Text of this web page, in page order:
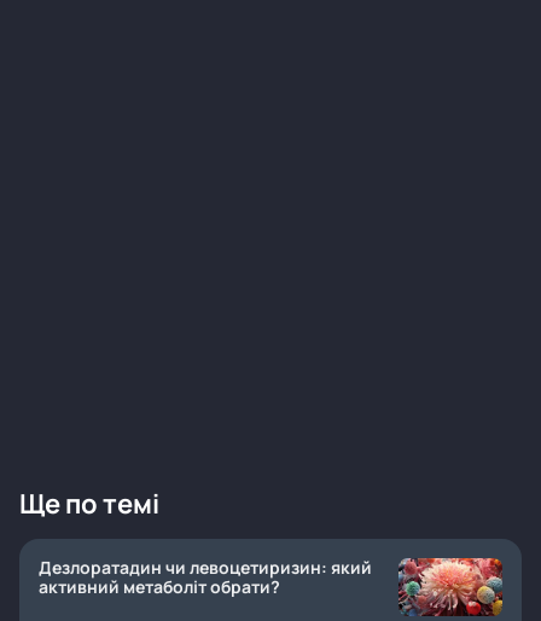
Ще по темі
Дезлоратадин чи левоцетиризин: який
активний метаболіт обрати?